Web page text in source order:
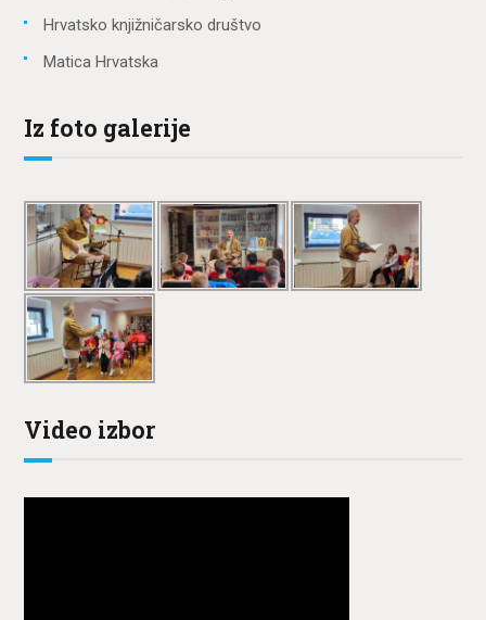
Hrvatsko knjižničarsko društvo
Matica Hrvatska
Iz foto galerije
Video izbor